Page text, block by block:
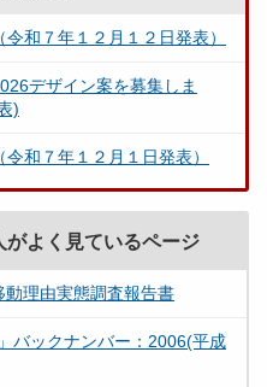
和７年１２月１２日発表）
デザイン案を募集しま
)
和７年１２月１日発表）
がよく見ているページ
理由実態調査報告書
バックナンバー：2006(平成